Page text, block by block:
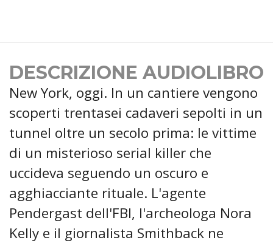
DESCRIZIONE AUDIOLIBRO
New York, oggi. In un cantiere vengono
scoperti trentasei cadaveri sepolti in un
tunnel oltre un secolo prima: le vittime
di un misterioso serial killer che
uccideva seguendo un oscuro e
agghiacciante rituale. L'agente
Pendergast dell'FBI, l'archeologa Nora
Kelly e il giornalista Smithback ne